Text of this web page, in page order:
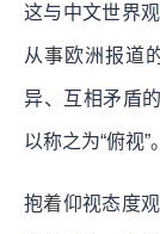
这与中文世界
从事欧洲报道
异、互相矛盾
以称之为“俯视”。
抱着仰视态度